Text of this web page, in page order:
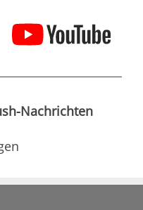
Nachrichten